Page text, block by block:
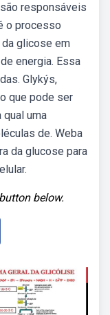
responsáveis
o processo
glicose em
energia. Essa
Glykýs,
que pode ser
uma
de. Weba
da glucose para
below.